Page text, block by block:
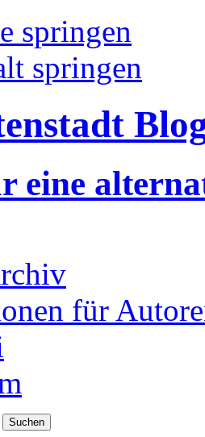
springen
springen
eine
für